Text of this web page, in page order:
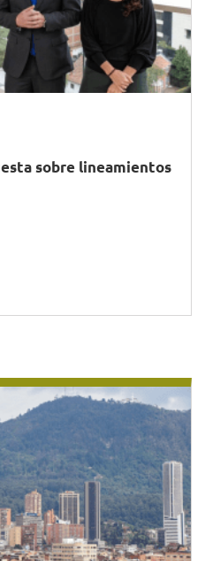
sobre lineamientos